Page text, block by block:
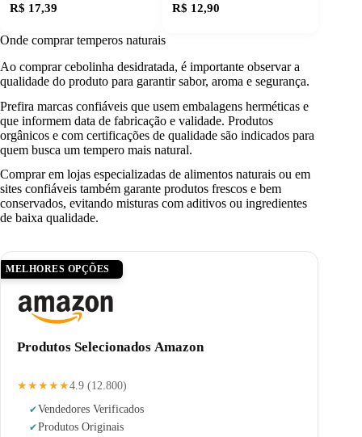
R$ 17,39 R$ 12,90
Onde comprar temperos naturais
Ao comprar cebolinha desidratada, é importante observar a
qualidade do produto para garantir sabor, aroma e segurança.
Prefira marcas confiáveis que usem embalagens herméticas e
que informem data de fabricação e validade. Produtos
orgânicos e com certificações de qualidade são indicados para
quem busca um tempero mais natural.
Comprar em lojas especializadas de alimentos naturais ou em
sites confiáveis também garante produtos frescos e bem
conservados, evitando misturas com aditivos ou ingredientes
de baixa qualidade.
MELHORES OPÇÕES
Produtos Selecionados Amazon
★★★★★4.9 (12.800)
Vendedores Verificados
Produtos Originais